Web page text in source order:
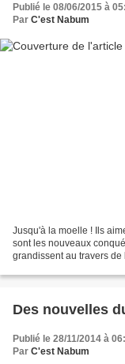
Publié le 08/06/2015 à
Par C'est Nabum
Jusqu'à la moelle ! Ils
sont les nouveaux
grandissent au travers
Des nouvelles
Publié le 28/11/2014 à
Par C'est Nabum